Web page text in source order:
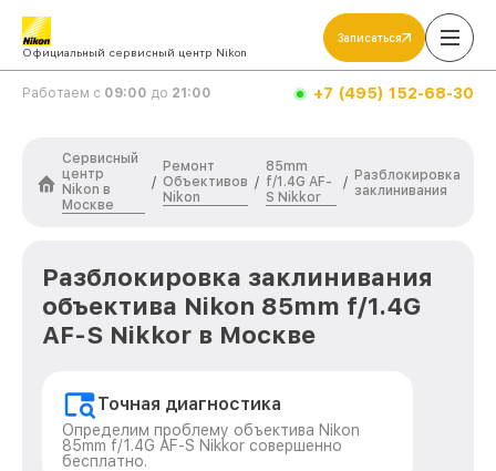
Официальный сервисный центр Nikon
Записаться
Работаем с 09:00 до 21:00 +7 (495) 152-68-30
Сервисный
центр
Nikon в
Москве
/
Ремонт
Объективов
Nikon
/
85mm
f/1.4G AF-
S Nikkor
/ Разблокировка
заклинивания
Разблокировка заклинивания
объектива Nikon 85mm f/1.4G
AF-S Nikkor в Москве
Точная диагностика
Определим проблему объектива Nikon
85mm f/1.4G AF-S Nikkor совершенно
бесплатно.